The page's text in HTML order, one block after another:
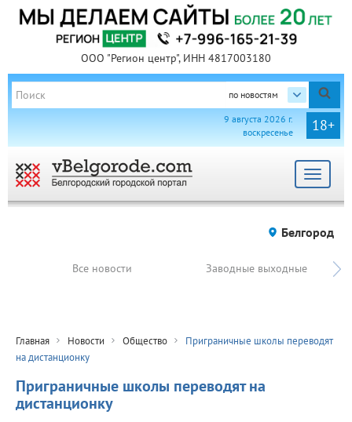
ООО "Регион центр", ИНН 4817003180
по новостям
18+
9 августа 2026 г.
воскресенье
Toggle
Белгород
Все новости Заводные выходные
Главная Новости Общество
Приграничные школы переводят
на дистанционку
Приграничные школы переводят на
дистанционку